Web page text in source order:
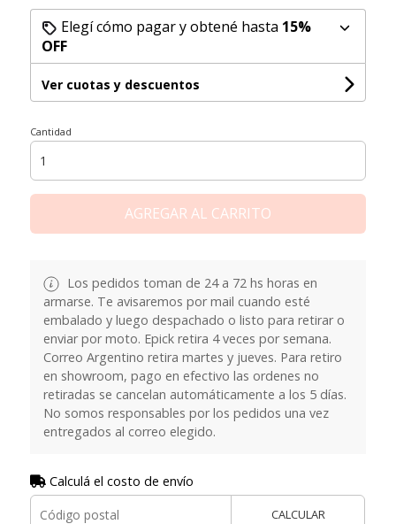
Elegí cómo pagar y obtené hasta 15%
OFF
Ver cuotas y descuentos
Cantidad
AGREGAR AL CARRITO
Los pedidos toman de 24 a 72 hs horas en
armarse. Te avisaremos por mail cuando esté
embalado y luego despachado o listo para retirar o
enviar por moto. Epick retira 4 veces por semana.
Correo Argentino retira martes y jueves. Para retiro
en showroom, pago en efectivo las ordenes no
retiradas se cancelan automáticamente a los 5 días.
No somos responsables por los pedidos una vez
entregados al correo elegido.
Calculá el costo de envío
CALCULAR